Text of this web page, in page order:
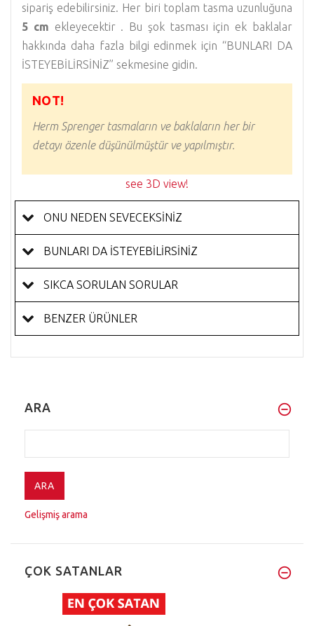
sipariş edebilirsiniz. Her biri toplam tasma uzunluğuna
5 cm ekleyecektir . Bu şok tasması için ek baklalar
hakkında daha fazla bilgi edinmek için “BUNLARI DA
İSTEYEBİLİRSİNİZ” sekmesine gidin.
NOT!
Herm Sprenger tasmaların ve baklaların her bir
detayı özenle düşünülmüştür ve yapılmıştır.
see 3D view!
ONU NEDEN SEVECEKSİNİZ
BUNLARI DA ISTEYEBILIRSINIZ
SIKCA SORULAN SORULAR
BENZER ÜRÜNLER
ARA
Gelişmiş arama
ÇOK SATANLAR